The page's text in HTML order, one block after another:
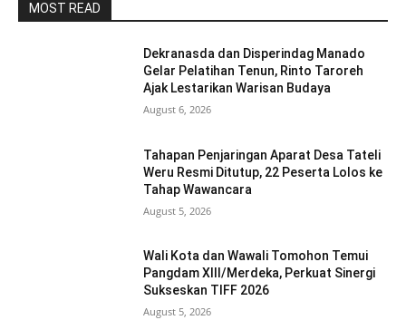
MOST READ
Dekranasda dan Disperindag Manado
Gelar Pelatihan Tenun, Rinto Taroreh
Ajak Lestarikan Warisan Budaya
August 6, 2026
Tahapan Penjaringan Aparat Desa Tateli
Weru Resmi Ditutup, 22 Peserta Lolos ke
Tahap Wawancara
August 5, 2026
Wali Kota dan Wawali Tomohon Temui
Pangdam XIII/Merdeka, Perkuat Sinergi
Sukseskan TIFF 2026
August 5, 2026